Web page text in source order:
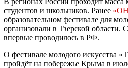
студентов и школьников. Ранее
образовательном фестивале для
организовали в Тверской области.
впервые проводилось в РФ.
О фестивале молодого искусства
пройдёт на побережье Крыма в